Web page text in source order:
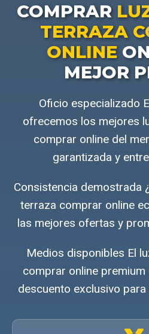
COMPRAR
TERRAZA
ONLINE
MEJOR
Oficio especializado
ofrecemos los mejores
comprar online del
garantizada y
Consistencia demostrada
terraza comprar online
las mejores ofertas y
Medios disponibles El
comprar online
descuento exclusivo